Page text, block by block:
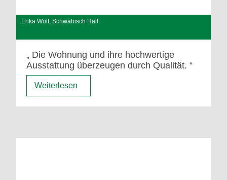
Erika Wolf, Schwäbisch Hall
Die Wohnung und ihre hochwertige
Ausstattung überzeugen durch Qualität.
Weiterlesen